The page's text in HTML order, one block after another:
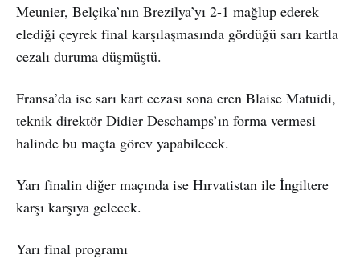
Meunier, Belçika’nın Brezilya’yı 2-1 mağlup ederek
elediği çeyrek final karşılaşmasında gördüğü sarı kartla
cezalı duruma düşmüştü.
Fransa’da ise sarı kart cezası sona eren Blaise Matuidi,
teknik direktör Didier Deschamps’ın forma vermesi
halinde bu maçta görev yapabilecek.
Yarı finalin diğer maçında ise Hırvatistan ile İngiltere
karşı karşıya gelecek.
Yarı final programı